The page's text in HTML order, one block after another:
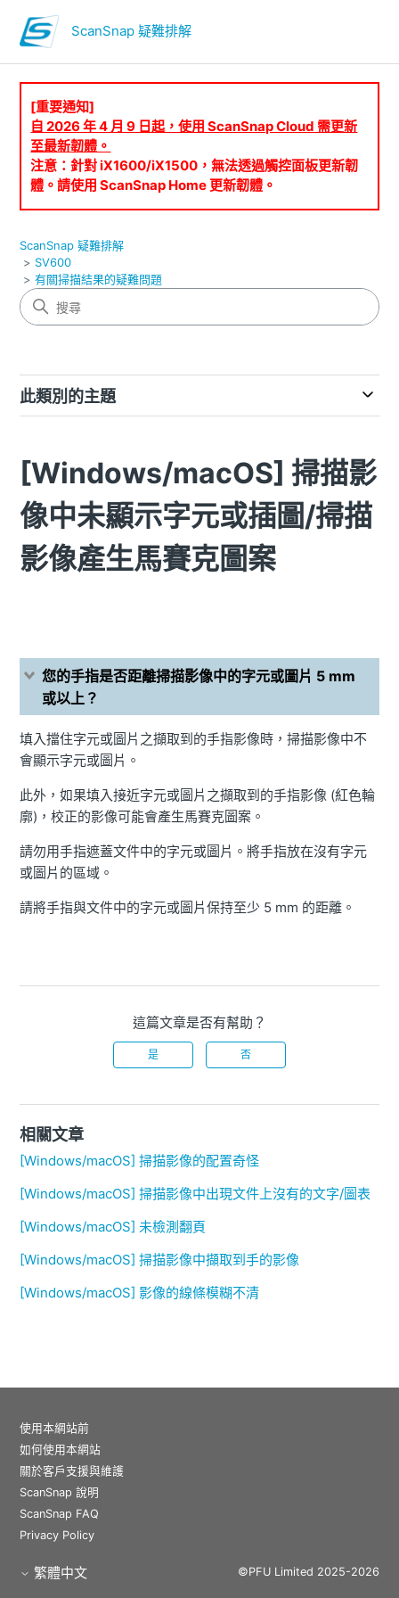
ScanSnap 疑難排解
[重要通知]
自 2026 年 4 月 9 日起，使用 ScanSnap Cloud 需更新
至最新韌體。
注意：針對 iX1600/iX1500，無法透過觸控面板更新韌
體。請使用 ScanSnap Home 更新韌體。
ScanSnap 疑難排解
SV600
有關掃描結果的疑難問題
此類別的主題
[Windows/macOS] 掃描影
像中未顯示字元或插圖/掃描
影像產生馬賽克圖案
您的手指是否距離掃描影像中的字元或圖片 5 mm
或以上？
填入擋住字元或圖片之擷取到的手指影像時，掃描影像中不
會顯示字元或圖片。
此外，如果填入接近字元或圖片之擷取到的手指影像 (紅色輪
廓)，校正的影像可能會產生馬賽克圖案。
請勿用手指遮蓋文件中的字元或圖片。將手指放在沒有字元
或圖片的區域。
請將手指與文件中的字元或圖片保持至少 5 mm 的距離。
這篇文章是否有幫助？
是 否
相關文章
[Windows/macOS] 掃描影像的配置奇怪
[Windows/macOS] 掃描影像中出現文件上沒有的文字/圖表
[Windows/macOS] 未檢測翻頁
[Windows/macOS] 掃描影像中擷取到手的影像
[Windows/macOS] 影像的線條模糊不清
使用本網站前
如何使用本網站
關於客戶支援與維護
ScanSnap 說明
ScanSnap FAQ
Privacy Policy
繁體中文 ©PFU Limited 2025-2026